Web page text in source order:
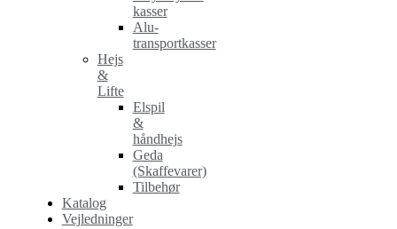
kasser
Alu-
transportkasser
Hejs
&
Lifte
Elspil
&
håndhejs
Geda
(Skaffevarer)
Tilbehør
Katalog
Vejledninger